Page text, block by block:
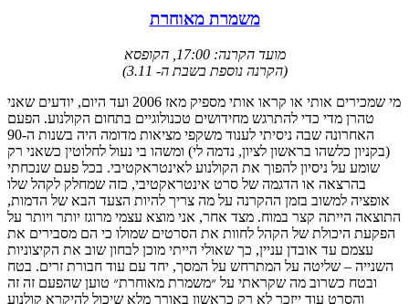
משמרת מאוחרת
מועד הקרנה: 17:00, הקופסא
(הקרנה נוספת בשבת ה- 3.11)
מי שמכירים אותי או קראו אותי מספיק מאז 2006 ועד היום, יודעים שאני
טהרן מדי כדי להתרגש מחידושים טכנולוגיים בתחום הקולנוע. הפעם
האחרונה שבה ניסיתי לענוד משקפי מציאות מדומה היה בשנות ה-90
(בקניון כלשהו בראשון לציון, נדמה לי) ומשהו בי נעול לחלוטין כשאני רק
שומע על ניסיון להפוך את הקולנוע לאינטראקטיבי. בכל פעם שנכחתי
בהרצאה או הדגמה של סרט אינטראקטיבי, כזה שמחלק לקהל שלו
אופציה למשוב בזמן ההקרנה על מה צריך להיות הצעד הבא של הדמות,
התוצאה הייתה קצר במוח. מצד אחר, אני מוצא עצמי מרוגז יותר ויותר על
הפקעת היכולת של הקהל לחוות את הסרטים שמולו כי הם מסבירים את
עצמם עד אובדן עניין, כך שאולי הייתי מוכן לבחון שוב את הקיצוניות
השנייה – שליטה על המתרחש על המסך, יחד עם עוד חבורת זרים. בטח
ובטח כשרוב מה שקראתי על ״משמרת מאוחרת״ טוען שהפעם זה זה
והסרט עוד ייזכר לא רק כראשון באורך מלא שיכול להיקרא קולנוע